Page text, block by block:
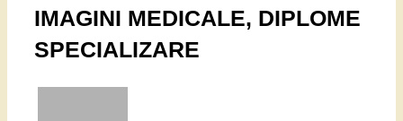
IMAGINI MEDICALE, DIPLOME
SPECIALIZARE